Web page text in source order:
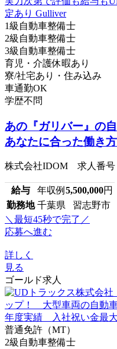
1級自動車整備士
2級自動車整備士
3級自動車整備士
育児・介護休暇あり
寮/社宅あり・住み込み
車通勤OK
学歴不問
あの『ガリバー』の
あなたに合った働き
株式会社IDOM 求人番号
給与 年収例 5,500,000円
勤務地 千葉県 習志野市
＼最短45秒で完了／
応募へ進む
詳しく
見る
ゴールド求人
普通免許（MT）
2級自動車整備士